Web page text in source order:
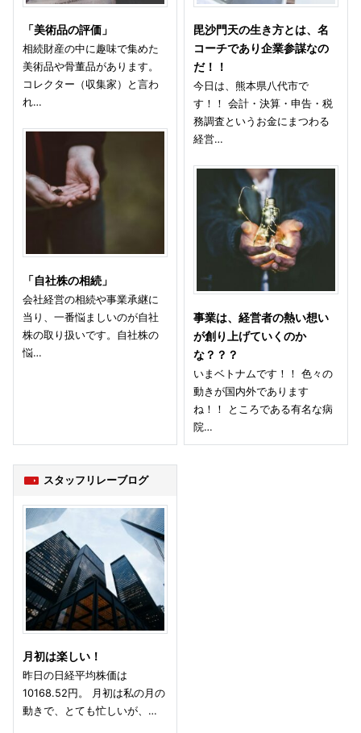
「美術品の評価」
相続財産の中に趣味で集めた
美術品や骨董品があります。
コレクター（収集家）と言わ
れ…
「自社株の相続」
会社経営の相続や事業承継に
当り、一番悩ましいのが自社
株の取り扱いです。自社株の
悩…
毘沙門天の生き方とは、名
コーチであり企業参謀なの
だ！！
今日は、熊本県八代市で
す！！ 会計・決算・申告・税
務調査というお金にまつわる
経営…
事業は、経営者の熱い想い
が創り上げていくのか
な？？？
いまベトナムです！！ 色々の
動きが国内外であります
ね！！ ところである有名な病
院…
スタッフリレーブログ
月初は楽しい！
昨日の日経平均株価は
10168.52円。 月初は私の月の
動きで、とても忙しいが、…